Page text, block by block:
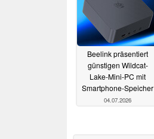
Beelink präsentiert
günstigen Wildcat-
Lake-Mini-PC mit
Smartphone-Speicher
04.07.2026